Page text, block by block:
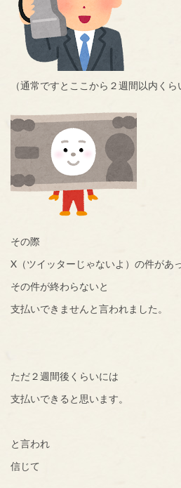
（通常ですとここから２週間以内くら
その際
X（ツイッターじゃないよ）の件があ
その件が終わらないと
支払いできませんと言われました。
ただ２週間後くらいには
支払いできると思います。
と言われ
信じて